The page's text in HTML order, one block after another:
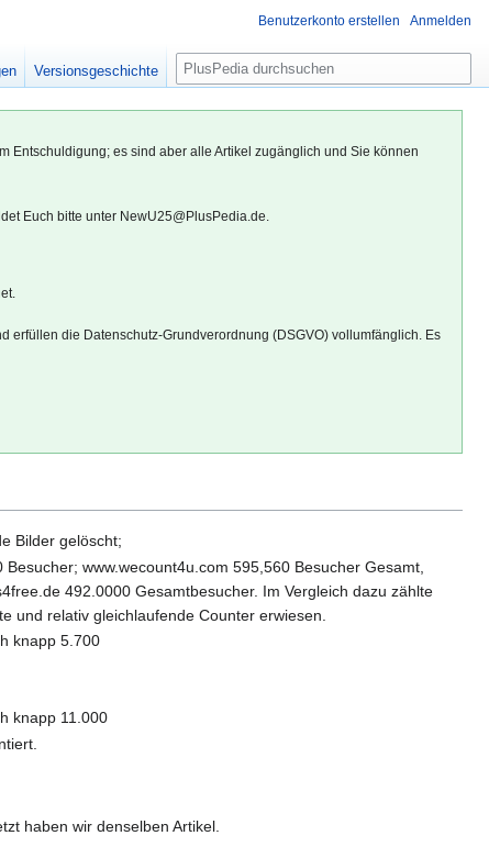
Entschuldigung; es sind aber alle Artikel zugänglich und Sie können
Euch bitte unter NewU25@PlusPedia.de.
die Datenschutz-Grundverordnung (DSGVO) vollumfänglich. Es
Bilder gelöscht;
www.wecount4u.com 595,560 Besucher Gesamt,
492.0000 Gesamtbesucher. Im Vergleich dazu zählte
und relativ gleichlaufende Counter erwiesen.
knapp 5.700
knapp 11.000
haben wir denselben Artikel.
Benutzerkonto erstellen Anmelden
Versionsgeschichte
S
u
c
e